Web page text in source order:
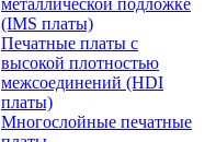
металлической подложке
(IMS платы)
Печатные платы с
высокой плотностью
межсоединений (HDI
платы)
Многослойные печатные